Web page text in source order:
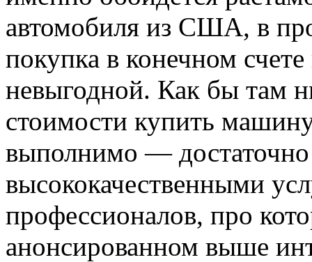
автомобиля из США, в
покупка в конечном
невыгодной. Как бы там
стоимости купить
выполнимо — достаточно
высококачественными
профессионалов, про
анонсированном выше